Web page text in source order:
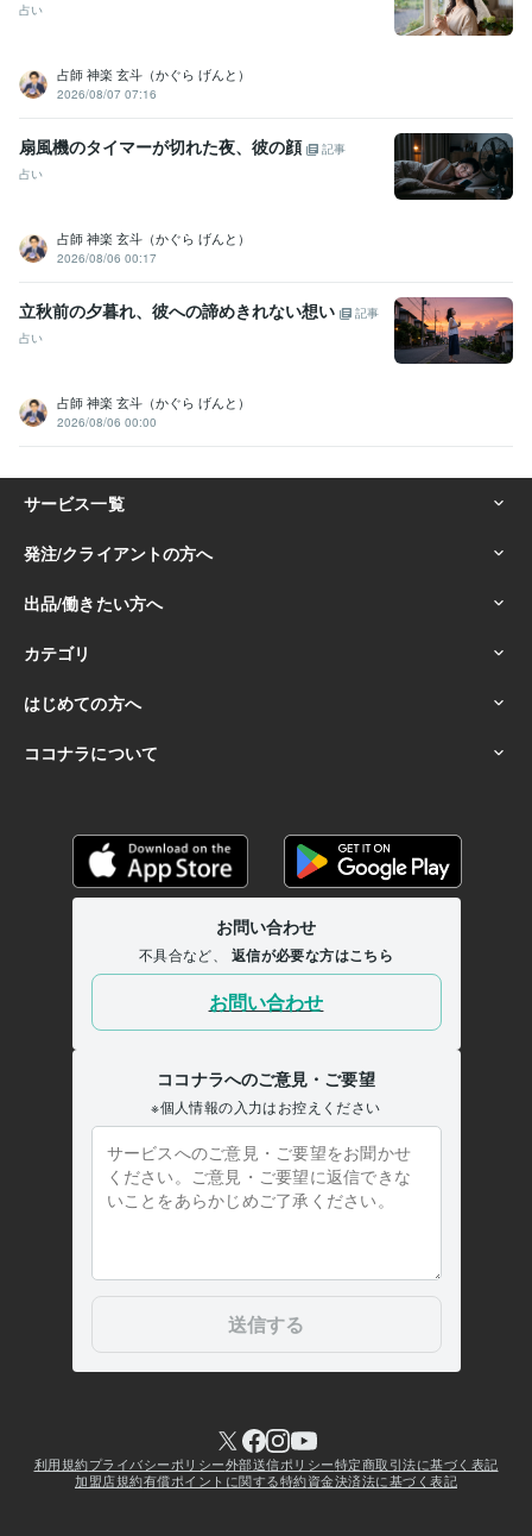
占い
占師 神楽 玄斗（かぐら げんと）
2026/08/07 07:16
扇風機のタイマーが切れた夜、彼の顔
記事
占い
占師 神楽 玄斗（かぐら げんと）
2026/08/06 00:17
立秋前の夕暮れ、彼への諦めきれない想い
記事
占い
占師 神楽 玄斗（かぐら げんと）
2026/08/06 00:00